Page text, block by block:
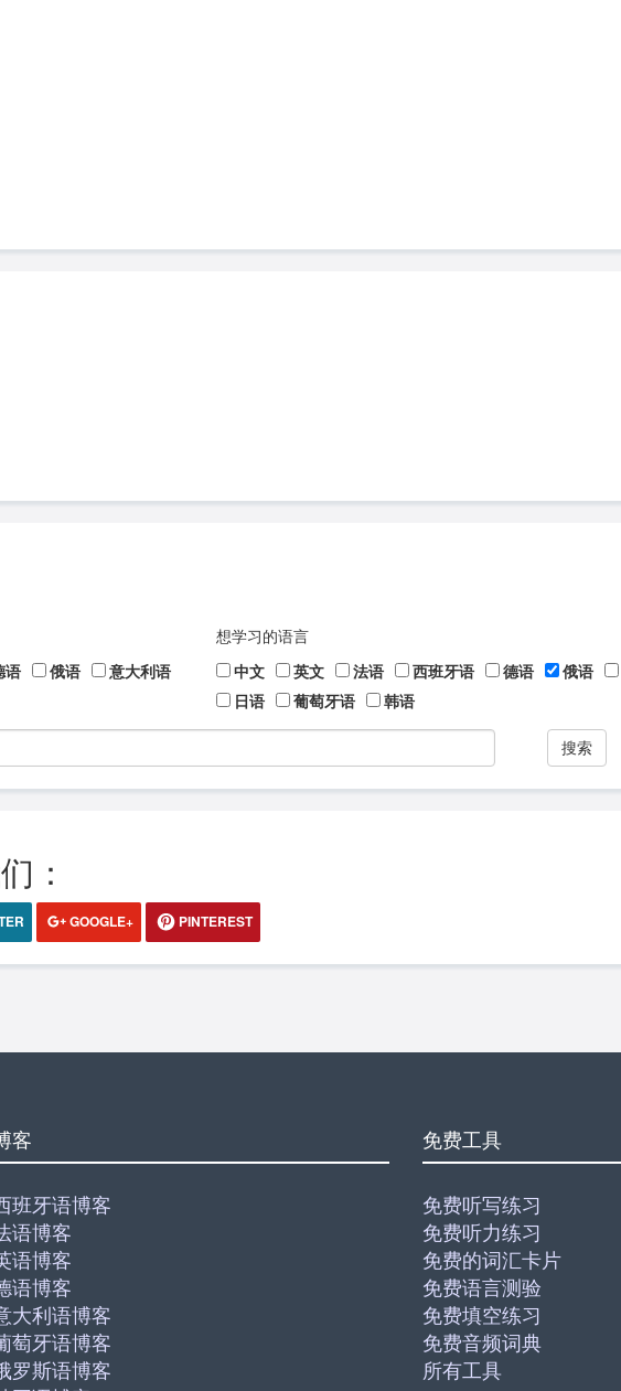
语 俄语
意大利语
想学习的语言
中文
英文 法语 西班牙语 德语 俄语
日语
葡萄牙语 韩语
搜索
：
GOOGLE+ PINTEREST
客
班牙语博客
语博客
语博客
语博客
大利语博客
萄牙语博客
罗斯语博客
免费工具
免费听写练习
免费听力练习
免费的词汇卡片
免费语言测验
免费填空练习
免费音频词典
所有工具